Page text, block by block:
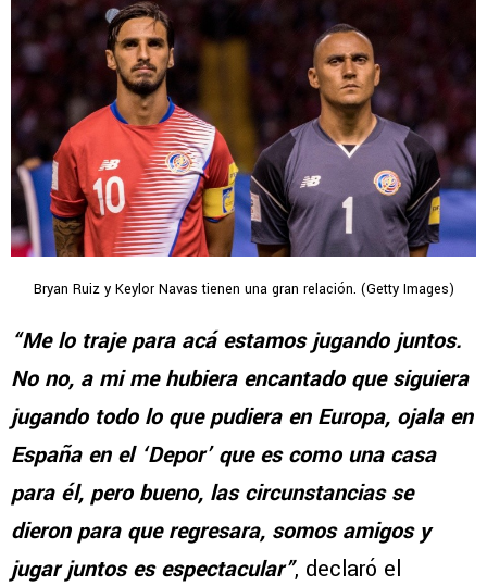
Bryan Ruiz y Keylor Navas tienen una gran relación. (Getty Images)
“Me lo traje para acá estamos jugando juntos.
No no, a mi me hubiera encantado que siguiera
jugando todo lo que pudiera en Europa, ojala en
España en el ‘Depor’ que es como una casa
para él, pero bueno, las circunstancias se
dieron para que regresara, somos amigos y
jugar juntos es espectacular”, declaró el